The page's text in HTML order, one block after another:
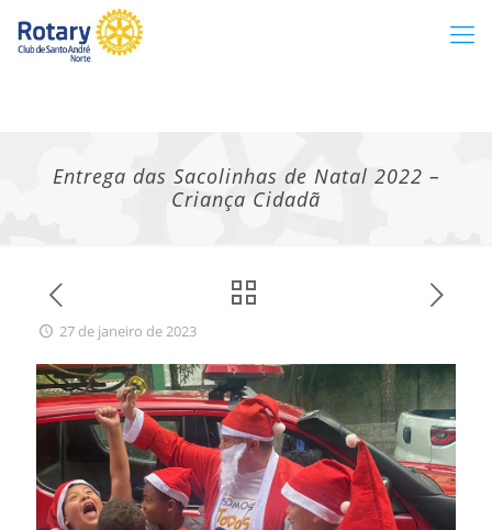
Entrega das Sacolinhas de Natal 2022 –
Criança Cidadã
27 de janeiro de 2023